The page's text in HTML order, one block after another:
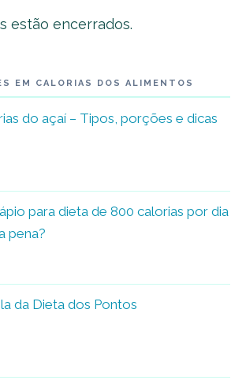
estão encerrados.
EM CALORIAS DOS ALIMENTOS
do açaí – Tipos, porções e dicas
para dieta de 800 calorias por dia
pena?
da Dieta dos Pontos